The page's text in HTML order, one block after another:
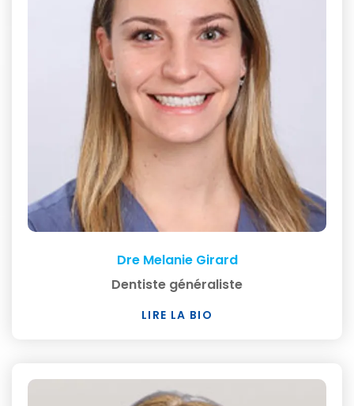
Dre Melanie Girard
Dentiste généraliste
LIRE LA BIO